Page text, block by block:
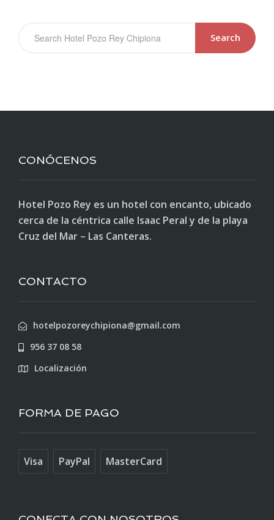
Search
CONÓCENOS
Hotel Pozo Rey es un hotel con encanto, ubicado
cerca de la céntrica calle Isaac Peral y de la playa
Cruz del Mar – Las Canteras.
CONTACTO
hotelpozoreychipiona@gmail.com
956 37 08 58
Localización
FORMA DE PAGO
Visa PayPal MasterCard